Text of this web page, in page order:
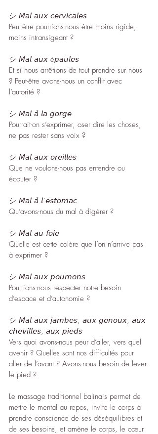
シ 𝘔𝘢𝘭 𝘢𝘶𝘹 𝘤𝘦𝘳𝘷𝘪𝘤𝘢𝘭𝘦𝘴
Peut-être pourrions-nous être moins rigide,
moins intransigeant ?
シ 𝘔𝘢𝘭 𝘢𝘶𝘹 é𝘱𝘢𝘶𝘭𝘦𝘴
Et si nous arrêtions de tout prendre sur nous
? Peut-être avons-nous un conflit avec
l’autorité ?
シ 𝘔𝘢𝘭 𝘢̀ 𝘭𝘢 𝘨𝘰𝘳𝘨𝘦
Pourrait-on s’exprimer, oser dire les choses,
ne pas rester sans voix ?
シ 𝘔𝘢𝘭 𝘢𝘶𝘹 𝘰𝘳𝘦𝘪𝘭𝘭𝘦𝘴
Que ne voulons-nous pas entendre ou
écouter ?
シ 𝘔𝘢𝘭 𝘢̀ 𝘭´𝘦𝘴𝘵𝘰𝘮𝘢𝘤
Qu’avons-nous du mal à digérer ?
シ 𝘔𝘢𝘭 𝘢𝘶 𝘧𝘰𝘪𝘦
Quelle est cette colère que l’on n’arrive pas
à exprimer ?
シ 𝘔𝘢𝘭 𝘢𝘶𝘹 𝘱𝘰𝘶𝘮𝘰𝘯𝘴
Pourrions-nous respecter notre besoin
d’espace et d’autonomie ?
シ 𝘔𝘢𝘭 𝘢𝘶𝘹 𝘫𝘢𝘮𝘣𝘦𝘴, 𝘢𝘶𝘹 𝘨𝘦𝘯𝘰𝘶𝘹, 𝘢𝘶𝘹
𝘤𝘩𝘦𝘷𝘪𝘭𝘭𝘦𝘴, 𝘢𝘶𝘹 𝘱𝘪𝘦𝘥𝘴
Vers quoi avons-nous peur d’aller, vers quel
avenir ? Quelles sont nos difficultés pour
aller de l’avant ? Avons-nous besoin de lever
le pied ?
Le massage traditionnel balinais permet de
mettre le mental au repos, invite le corps à
prendre conscience de ses déséquilibres et
de ses besoins, et amène le corps, le cœur